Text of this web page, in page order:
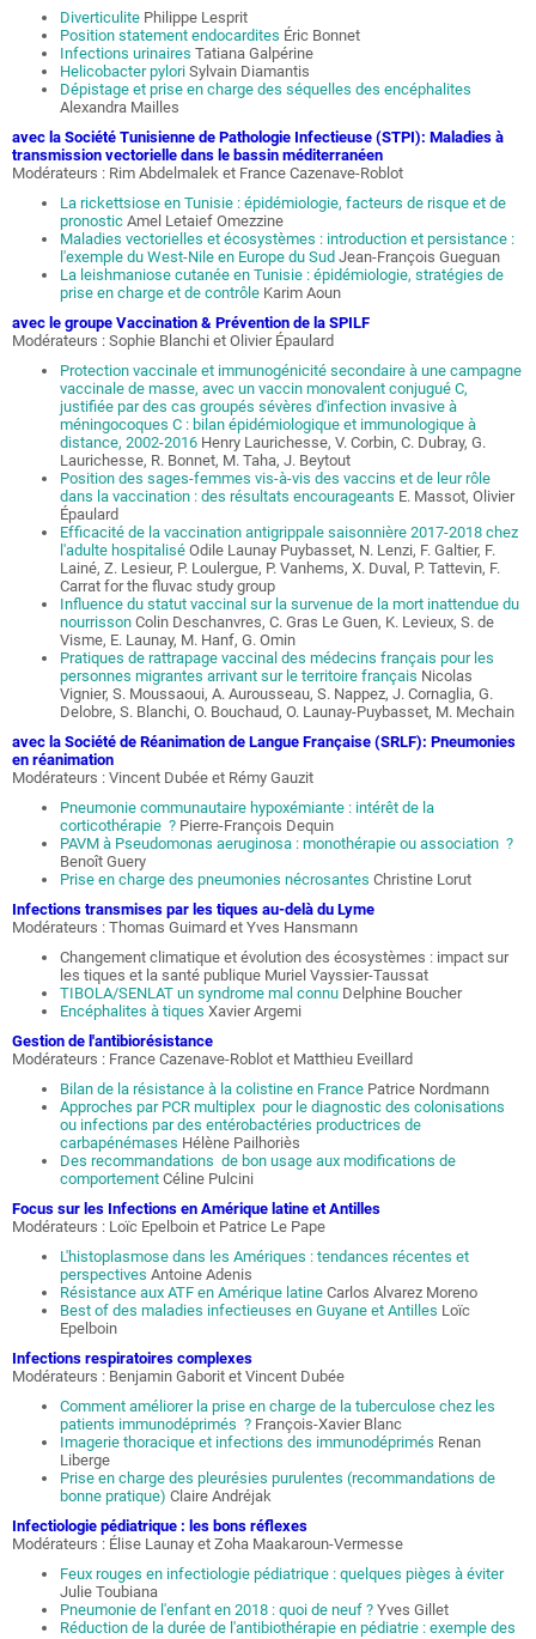
Diverticulite Philippe Lesprit
Position statement endocardites Éric Bonnet
Infections urinaires Tatiana Galpérine
Helicobacter pylori Sylvain Diamantis
Dépistage et prise en charge des séquelles des encéphalites
Alexandra Mailles
avec la Société Tunisienne de Pathologie Infectieuse (STPI): Maladies à
transmission vectorielle dans le bassin méditerranéen
Modérateurs : Rim Abdelmalek et France Cazenave-Roblot
La rickettsiose en Tunisie : épidémiologie, facteurs de risque et de
pronostic Amel Letaief Omezzine
Maladies vectorielles et écosystèmes : introduction et persistance :
l'exemple du West-Nile en Europe du Sud Jean-François Gueguan
La leishmaniose cutanée en Tunisie : épidémiologie, stratégies de
prise en charge et de contrôle Karim Aoun
avec le groupe Vaccination & Prévention de la SPILF
Modérateurs : Sophie Blanchi et Olivier Épaulard
Protection vaccinale et immunogénicité secondaire à une campagne
vaccinale de masse, avec un vaccin monovalent conjugué C,
justifiée par des cas groupés sévères d'infection invasive à
méningocoques C : bilan épidémiologique et immunologique à
distance, 2002-2016 Henry Laurichesse, V. Corbin, C. Dubray, G.
Laurichesse, R. Bonnet, M. Taha, J. Beytout
Position des sages-femmes vis-à-vis des vaccins et de leur rôle
dans la vaccination : des résultats encourageants E. Massot, Olivier
Épaulard
Efficacité de la vaccination antigrippale saisonnière 2017-2018 chez
l'adulte hospitalisé Odile Launay Puybasset, N. Lenzi, F. Galtier, F.
Lainé, Z. Lesieur, P. Loulergue, P. Vanhems, X. Duval, P. Tattevin, F.
Carrat for the fluvac study group
Influence du statut vaccinal sur la survenue de la mort inattendue du
nourrisson Colin Deschanvres, C. Gras Le Guen, K. Levieux, S. de
Visme, E. Launay, M. Hanf, G. Omin
Pratiques de rattrapage vaccinal des médecins français pour les
personnes migrantes arrivant sur le territoire français Nicolas
Vignier, S. Moussaoui, A. Aurousseau, S. Nappez, J. Cornaglia, G.
Delobre, S. Blanchi, O. Bouchaud, O. Launay-Puybasset, M. Mechain
avec la Société de Réanimation de Langue Française (SRLF): Pneumonies
en réanimation
Modérateurs : Vincent Dubée et Rémy Gauzit
Pneumonie communautaire hypoxémiante : intérêt de la
corticothérapie ? Pierre-François Dequin
PAVM à Pseudomonas aeruginosa : monothérapie ou association ?
Benoît Guery
Prise en charge des pneumonies nécrosantes Christine Lorut
Infections transmises par les tiques au-delà du Lyme
Modérateurs : Thomas Guimard et Yves Hansmann
Changement climatique et évolution des écosystèmes : impact sur
les tiques et la santé publique Muriel Vayssier-Taussat
TIBOLA/SENLAT un syndrome mal connu Delphine Boucher
Encéphalites à tiques Xavier Argemi
Gestion de l'antibiorésistance
Modérateurs : France Cazenave-Roblot et Matthieu Eveillard
Bilan de la résistance à la colistine en France Patrice Nordmann
Approches par PCR multiplex pour le diagnostic des colonisations
ou infections par des entérobactéries productrices de
carbapénémases Hélène Pailhoriès
Des recommandations de bon usage aux modifications de
comportement Céline Pulcini
Focus sur les Infections en Amérique latine et Antilles
Modérateurs : Loïc Epelboin et Patrice Le Pape
L'histoplasmose dans les Amériques : tendances récentes et
perspectives Antoine Adenis
Résistance aux ATF en Amérique latine Carlos Alvarez Moreno
Best of des maladies infectieuses en Guyane et Antilles Loïc
Epelboin
Infections respiratoires complexes
Modérateurs : Benjamin Gaborit et Vincent Dubée
Comment améliorer la prise en charge de la tuberculose chez les
patients immunodéprimés ? François-Xavier Blanc
Imagerie thoracique et infections des immunodéprimés Renan
Liberge
Prise en charge des pleurésies purulentes (recommandations de
bonne pratique) Claire Andréjak
Infectiologie pédiatrique : les bons réflexes
Modérateurs : Élise Launay et Zoha Maakaroun-Vermesse
Feux rouges en infectiologie pédiatrique : quelques pièges à éviter
Julie Toubiana
Pneumonie de l'enfant en 2018 : quoi de neuf ? Yves Gillet
Réduction de la durée de l'antibiothérapie en pédiatrie : exemple des